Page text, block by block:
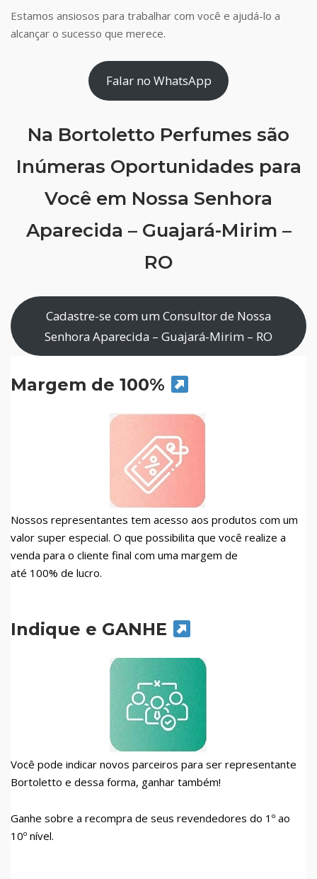
Estamos ansiosos para trabalhar com você e ajudá-lo a
alcançar o sucesso que merece.
Falar no WhatsApp
Na Bortoletto Perfumes são
Inúmeras Oportunidades para
Você em Nossa Senhora
Aparecida – Guajará-Mirim –
RO
Cadastre-se com um Consultor de Nossa
Senhora Aparecida – Guajará-Mirim – RO
Margem de 100%
Nossos representantes tem acesso aos produtos com um
valor super especial. O que possibilita que você realize a
venda para o cliente final com uma margem de
até 100% de lucro.
Indique e GANHE
Você pode indicar novos parceiros para ser representante
Bortoletto e dessa forma, ganhar também!
Ganhe sobre a recompra de seus revendedores do 1º ao
10º nível.